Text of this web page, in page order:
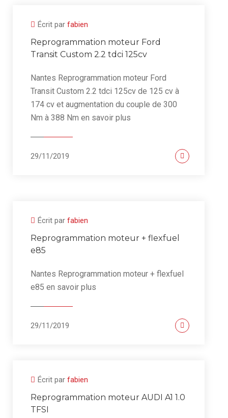
Écrit par fabien
Reprogrammation moteur Ford
Transit Custom 2.2 tdci 125cv
Nantes Reprogrammation moteur Ford
Transit Custom 2.2 tdci 125cv de 125 cv à
174 cv et augmentation du couple de 300
Nm à 388 Nm en savoir plus
29/11/2019
Écrit par fabien
Reprogrammation moteur + flexfuel
e85
Nantes Reprogrammation moteur + flexfuel
e85 en savoir plus
29/11/2019
Écrit par fabien
Reprogrammation moteur AUDI A1 1.0
TFSI